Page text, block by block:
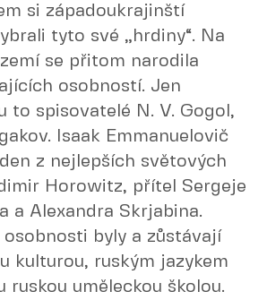
si západoukrajinští
tyto své „hrdiny“. Na
se přitom narodila
osobností. Jen
to spisovatelé N. V. Gogol,
Isaak Emmanuelovič
z nejlepších světových
Horowitz, přítel Sergeje
a Alexandra Skrjabina.
byly a zůstávají
kulturou, ruským jazykem
ruskou uměleckou školou.